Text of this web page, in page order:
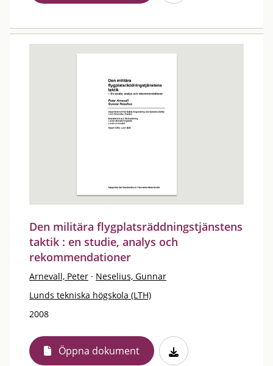
Den militära flygplatsräddningstjänstens
taktik : en studie, analys och
rekommendationer
Arnevall, Peter · Neselius, Gunnar
Lunds tekniska högskola (LTH)
2008
Öppna dokument